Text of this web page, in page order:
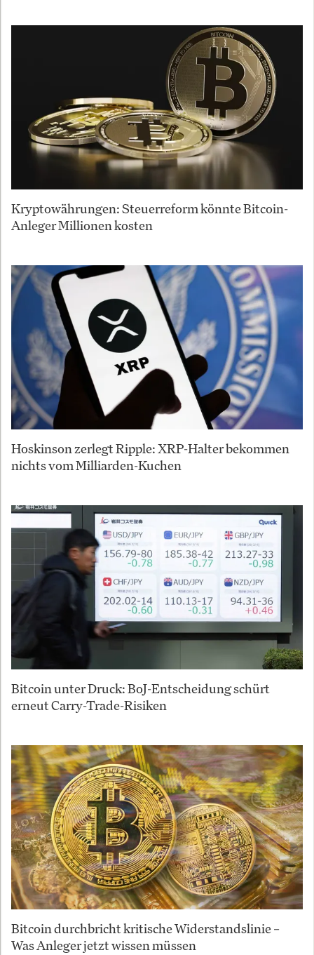
Kryptowährungen: Steuerreform könnte Bitcoin-
Anleger Millionen kosten
Hoskinson zerlegt Ripple: XRP-Halter bekommen
nichts vom Milliarden-Kuchen
Bitcoin unter Druck: BoJ-Entscheidung schürt
erneut Carry-Trade-Risiken
Bitcoin durchbricht kritische Widerstandslinie –
Was Anleger jetzt wissen müssen